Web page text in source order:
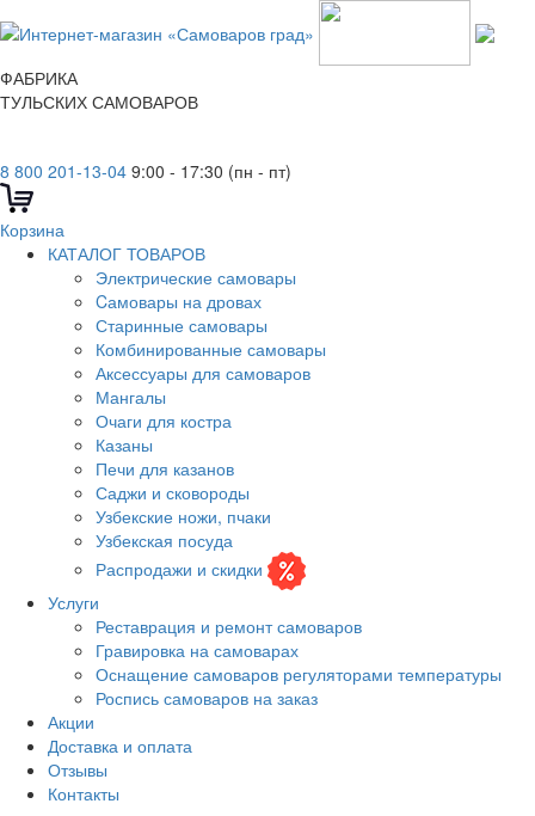
ФАБРИКА
ТУЛЬСКИХ САМОВАРОВ
8 800 201-13-04 9:00 - 17:30 (пн - пт)
Корзина
КАТАЛОГ ТОВАРОВ
Электрические самовары
Cамовары на дровах
Старинные самовары
Комбинированные самовары
Аксессуары для самоваров
Мангалы
Очаги для костра
Казаны
Печи для казанов
Саджи и сковороды
Узбекские ножи, пчаки
Узбекская посуда
Распродажи и скидки
Услуги
Реставрация и ремонт самоваров
Гравировка на самоварах
Оснащение самоваров регуляторами температуры
Роспись самоваров на заказ
Акции
Доставка и оплата
Отзывы
Контакты